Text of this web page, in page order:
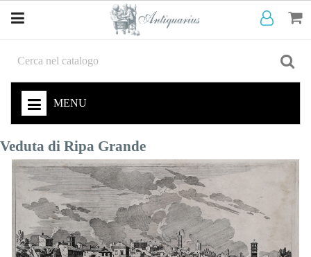
MENU
Veduta di Ripa Grande